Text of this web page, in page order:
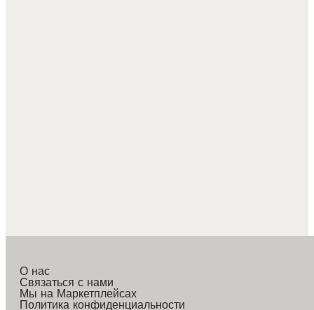
О нас
Связаться с нами
Мы на Маркетплейсах
Политика конфиденциальности